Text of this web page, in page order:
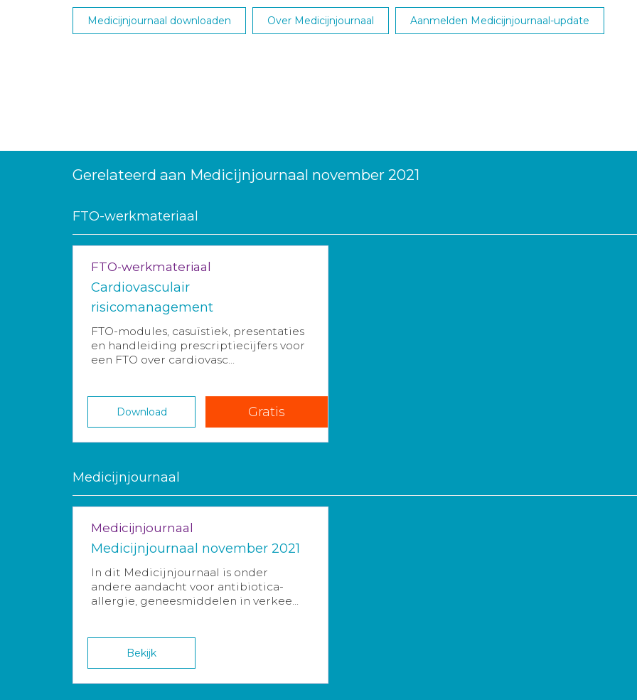
Medicijnjournaal downloaden Over Medicijnjournaal Aanmelden Medicijnjournaal-update
Gerelateerd aan Medicijnjournaal november 2021
FTO-werkmateriaal
FTO-werkmateriaal
Cardiovasculair
risicomanagement
FTO-modules, casuïstiek, presentaties
en handleiding prescriptiecijfers voor
een FTO over cardiovasc...
Download Gratis
Medicijnjournaal
Medicijnjournaal
Medicijnjournaal november 2021
In dit Medicijnjournaal is onder
andere aandacht voor antibiotica-
allergie, geneesmiddelen in verkee...
Bekijk